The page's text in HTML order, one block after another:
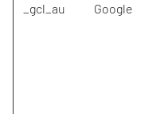
_gcl_au Google